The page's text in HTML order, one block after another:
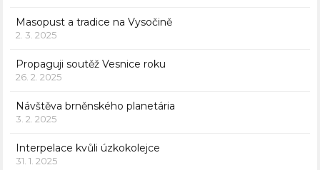
Masopust a tradice na Vysočině
2. 3. 2025
Propaguji soutěž Vesnice roku
26. 2. 2025
Návštěva brněnského planetária
3. 2. 2025
Interpelace kvůli úzkokolejce
31. 1. 2025